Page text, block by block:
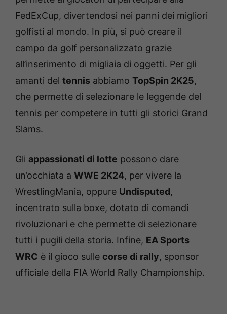
FedExCup, divertendosi nei panni dei migliori
golfisti al mondo. In più, si può creare il
campo da golf personalizzato grazie
all’inserimento di migliaia di oggetti. Per gli
amanti del tennis abbiamo TopSpin 2K25,
che permette di selezionare le leggende del
tennis per competere in tutti gli storici Grand
Slams.
Gli appassionati di lotte possono dare
un’occhiata a WWE 2K24, per vivere la
WrestlingMania, oppure Undisputed,
incentrato sulla boxe, dotato di comandi
rivoluzionari e che permette di selezionare
tutti i pugili della storia. Infine, EA Sports
WRC è il gioco sulle corse di rally, sponsor
ufficiale della FIA World Rally Championship.